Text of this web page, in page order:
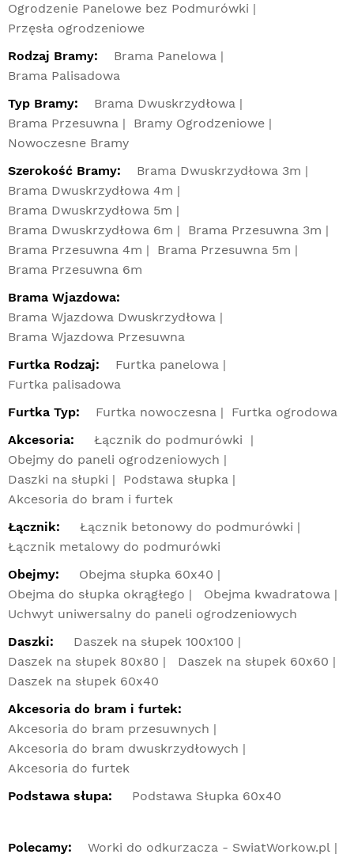
Ogrodzenie Panelowe bez Podmurówki
Przęsła ogrodzeniowe
Rodzaj Bramy:
Brama Panelowa
Brama Palisadowa
Typ Bramy:
Brama Dwuskrzydłowa
Brama Przesuwna
Bramy Ogrodzeniowe
Nowoczesne Bramy
Szerokość Bramy:
Brama Dwuskrzydłowa 3m
Brama Dwuskrzydłowa 4m
Brama Dwuskrzydłowa 5m
Brama Dwuskrzydłowa 6m
Brama Przesuwna 3m
Brama Przesuwna 4m
Brama Przesuwna 5m
Brama Przesuwna 6m
Brama Wjazdowa:
Brama Wjazdowa Dwuskrzydłowa
Brama Wjazdowa Przesuwna
Furtka Rodzaj:
Furtka panelowa
Furtka palisadowa
Furtka Typ:
Furtka nowoczesna
Furtka ogrodowa
Akcesoria:
Łącznik do podmurówki
Obejmy do paneli ogrodzeniowych
Daszki na słupki
Podstawa słupka
Akcesoria do bram i furtek
Łącznik:
Łącznik betonowy do podmurówki
Łącznik metalowy do podmurówki
Obejmy:
Obejma słupka 60x40
Obejma do słupka okrągłego
Obejma kwadratowa
Uchwyt uniwersalny do paneli ogrodzeniowych
Daszki:
Daszek na słupek 100x100
Daszek na słupek 80x80
Daszek na słupek 60x60
Daszek na słupek 60x40
Akcesoria do bram i furtek:
Akcesoria do bram przesuwnych
Akcesoria do bram dwuskrzydłowych
Akcesoria do furtek
Podstawa słupa:
Podstawa Słupka 60x40
Polecamy: Worki do odkurzacza - SwiatWorkow.pl